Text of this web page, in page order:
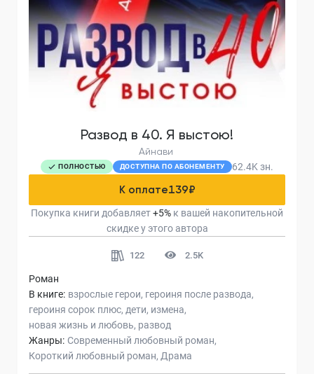
Развод в 40. Я выстою!
Айнави
ПОЛНОСТЬЮ ДОСТУПНА ПО АБОНЕМЕНТУ 62.4K зн.
К оплате139₽
Покупка книги добавляет+5% к вашей накопительной
скидке у этого автора
122 2.5K
Роман
В книге: взрослые герои героиня после развода
героиня сорок плюс дети измена
новая жизнь и любовь развод
Жанры: Современный любовный роман
Короткий любовный роман Драма